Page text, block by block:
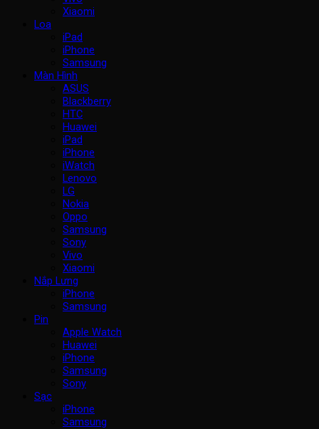
Xiaomi
Loa
iPad
iPhone
Samsung
Màn Hình
ASUS
Blackberry
HTC
Huawei
iPad
iPhone
iWatch
Lenovo
LG
Nokia
Oppo
Samsung
Sony
Vivo
Xiaomi
Nắp Lưng
iPhone
Samsung
Pin
Apple Watch
Huawei
iPhone
Samsung
Sony
Sạc
iPhone
Samsung